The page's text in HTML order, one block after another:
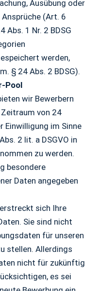
Ausübung oder
(Art. 6
Abs. 1 Nr. 2 BDSG
werden,
§ 24 Abs. 2 BDSG).
Pool
wir Bewerbern
von 24
Einwilligung im Sinne
2 lit. a DSGVO in
zu werden.
besondere
Daten angegeben
sich Ihre
Sie sind nicht
für unseren
stellen. Allerdings
nicht für zukünftig
es sei